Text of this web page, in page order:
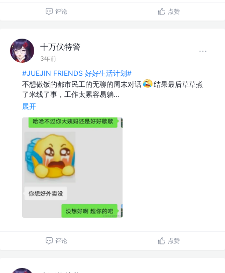
评论 点赞
十万伏特警
3年前
#JUEJIN FRIENDS 好好生活计划#
不想做饭的都市民工的无聊的周末对话
结果最后草草煮
了米线了事，工作太累容易躺…
展开
评论 点赞